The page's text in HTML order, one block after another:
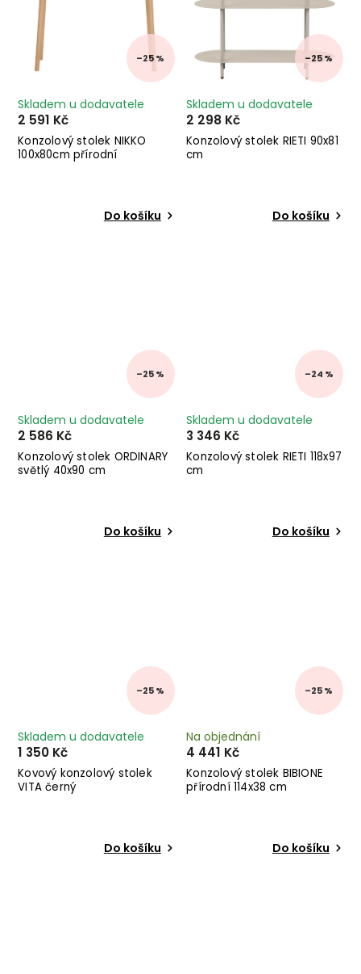
–25 %
Konzolový stolek NIKKO
100x80cm přírodní
Skladem u dodavatele
2 591 Kč
Do košíku
–25 %
Konzolový stolek RIETI 90x81
cm
Skladem u dodavatele
2 298 Kč
Do košíku
–25 %
Konzolový stolek ORDINARY
světlý 40x90 cm
Skladem u dodavatele
2 586 Kč
Do košíku
–24 %
Konzolový stolek RIETI 118x97
cm
Skladem u dodavatele
3 346 Kč
Do košíku
–25 %
Kovový konzolový stolek
VITA černý
Skladem u dodavatele
1 350 Kč
Do košíku
–25 %
Konzolový stolek BIBIONE
přírodní 114x38 cm
Na objednání
4 441 Kč
Do košíku